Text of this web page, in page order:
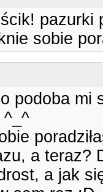
pazurki
sobie
podoba mi
^_^
a teraz?
a jak